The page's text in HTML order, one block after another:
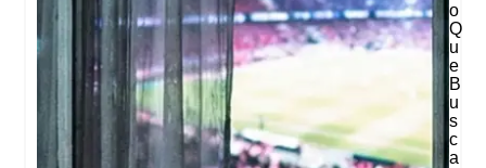
O
Q
U
E
B
U
S
C
A